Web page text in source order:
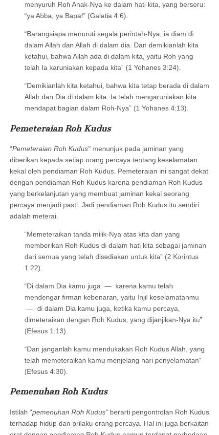
menyuruh Roh Anak-Nya ke dalam hati kita, yang berseru:
“ya Abba, ya Bapa!” (Galatia 4:6).
“Barangsiapa menuruti segala perintah-Nya, ia diam di
dalam Allah dan Allah di dalam dia. Dan demikianlah kita
ketahui, bahwa Allah ada di dalam kita, yaitu Roh yang
telah Ia karuniakan kepada kita” (1 Yohanes 3:24).
“Demikianlah kita ketahui, bahwa kita tetap berada di dalam
Allah dan Dia di dalam kita: Ia telah mengaruniakan kita
mendapat bagian dalam Roh-Nya” (1 Yohanes 4:13).
Pemeteraian Roh Kudus
“Pemeteraian Roh Kudus” menunjuk pada jaminan yang
diberikan kepada setiap orang percaya tentang keselamatan
kekal oleh pendiaman Roh Kudus. Pemeteraian ini sangat dekat
dengan pendiaman Roh Kudus karena pendiaman Roh Kudus
yang berkelanjutan yang membuat jaminan kekal seorang
percaya menjadi pasti. Jadi pendiaman Roh Kudus itu sendiri
adalah meterai.
“Memeteraikan tanda milik-Nya atas kita dan yang
memberikan Roh Kudus di dalam hati kita sebagai jaminan
dari semua yang telah disediakan untuk kita” (2 Korintus
1:22).
“Di dalam Dia kamu juga — karena kamu telah
mendengar firman kebenaran, yaitu Injil keselamatanmu
— di dalam Dia kamu juga, ketika kamu percaya,
dimeteraikan dengan Roh Kudus, yang dijanjikan-Nya itu”
(Efesus 1:13).
“Dan janganlah kamu mendukakan Roh Kudus Allah, yang
telah memeteraikan kamu menjelang hari penyelamatan”
(Efesus 4:30).
Pemenuhan Roh Kudus
Istilah “pemenuhan Roh Kudus” berarti pengontrolan Roh Kudus
terhadap hidup dan prilaku orang percaya. Hal ini juga berkaitan